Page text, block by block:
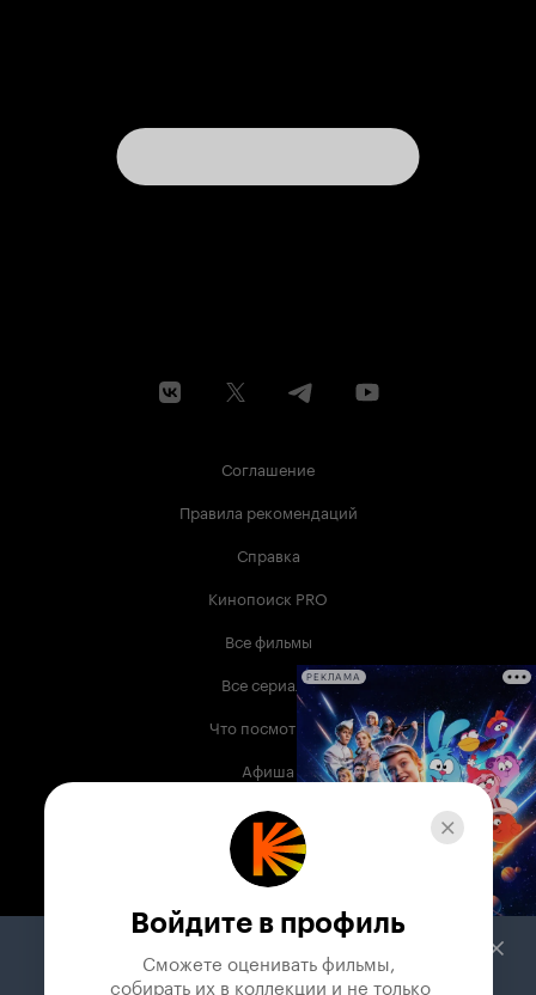
Соглашение
Правила рекомендаций
Справка
Кинопоиск PRO
Все фильмы
Все сериалы
Что посмотреть
Афиша
Музыка
Телепрограмма
Служба поддержки
РЕКЛАМА
Войдите в профиль
Сможете оценивать фильмы,
собирать их в коллекции и не только